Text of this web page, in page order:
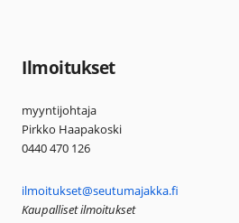
Ilmoitukset
myyntijohtaja
Pirkko Haapakoski
0440 470 126
ilmoitukset@seutumajakka.fi
Kaupalliset ilmoitukset